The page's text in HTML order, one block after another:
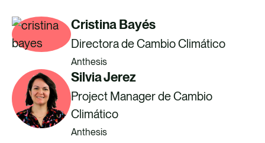
Cristina Bayés
Directora de Cambio Climático
Anthesis
Silvia Jerez
Project Manager de Cambio
Climático
Anthesis